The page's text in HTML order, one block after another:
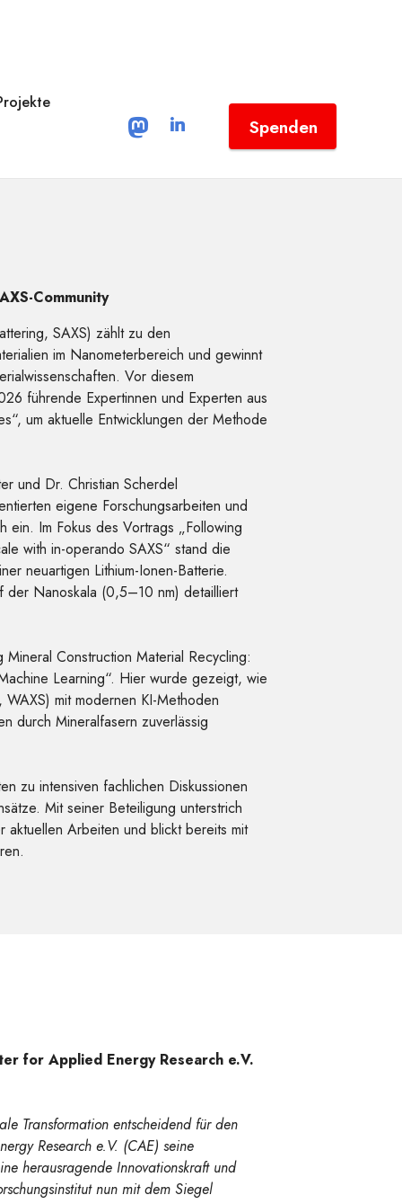
Spenden
Community
SAXS) zählt zu den
im Nanometerbereich und gewinnt
Vor diesem
führende Expertinnen und Experten aus
um aktuelle Entwicklungen der Methode
und Dr. Christian Scherdel
eigene Forschungsarbeiten und
ein. Im Fokus des Vortrags „Following
with in-operando SAXS“ stand die
neuartigen Lithium-Ionen-Batterie.
der Nanoskala (0,5–10 nm) detailliert
Construction Material Recycling:
Learning“. Hier wurde gezeigt, wie
mit modernen KI-Methoden
durch Mineralfasern zuverlässig
zu intensiven fachlichen Diskussionen
Mit seiner Beteiligung unterstrich
Arbeiten und blickt bereits mit
for Applied Energy Research e.V.
Transformation entscheidend für den
Research e.V. (CAE) seine
herausragende Innovationskraft und
nun mit dem Siegel